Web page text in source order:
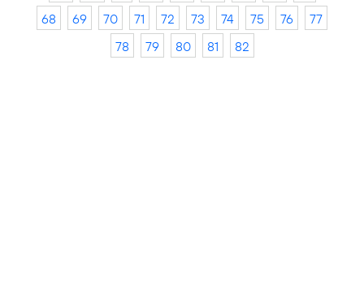
68
69 70 71 72 73 74 75 76
77
78
79 80 81 82